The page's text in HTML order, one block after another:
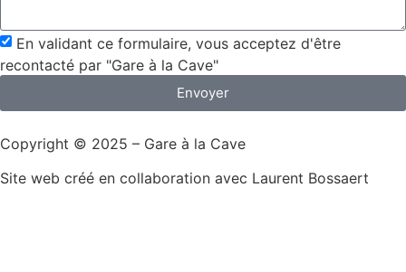
En validant ce formulaire, vous acceptez d'être
recontacté par "Gare à la Cave"
Envoyer
Copyright © 2025 – Gare à la Cave
Site web créé en collaboration avec Laurent Bossaert